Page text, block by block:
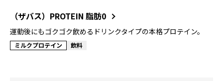
（ザバス）PROTEIN 脂肪0
運動後にもゴクゴク飲めるドリンクタイプの本格プロテイン。
ミルクプロテイン 飲料